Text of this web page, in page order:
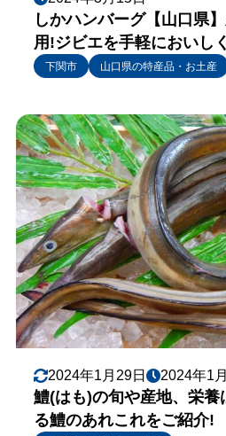
しかハンバーグ【山口県
用!ジビエを手軽においし
下関市
山口県の特産品・お土産
2024年1月29日 2024年1
鱧(はも)の旬や産地、栄
る鱧のあれこれをご紹介!